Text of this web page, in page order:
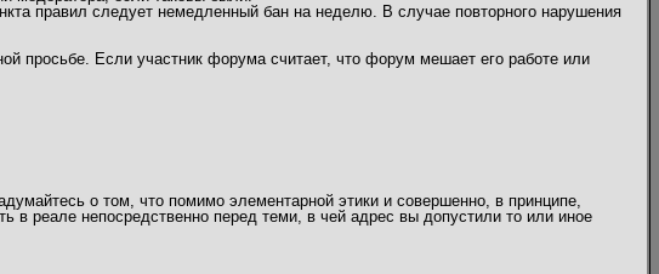
правил следует немедленный бан на неделю. В случае повторного нарушения
просьбе. Если участник форума считает, что форум мешает его работе или
о том, что помимо элементарной этики и совершенно, в принципе,
в реале непосредственно перед теми, в чей адрес вы допустили то или иное